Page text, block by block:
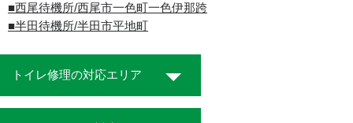
■西尾待機所/西尾市一色町一色伊那跨
■半田待機所/半田市平地町
トイレ修理の対応エリア